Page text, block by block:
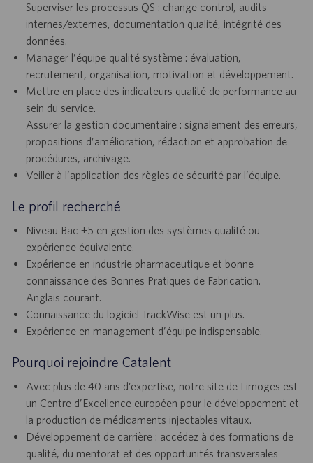
Superviser les processus QS : change control, audits
internes/externes, documentation qualité, intégrité des
données.
Manager l’équipe qualité système : évaluation,
recrutement, organisation, motivation et développement.
Mettre en place des indicateurs qualité de performance au
sein du service.
Assurer la gestion documentaire : signalement des erreurs,
propositions d’amélioration, rédaction et approbation de
procédures, archivage.
Veiller à l’application des règles de sécurité par l’équipe.
Le profil recherché
Niveau Bac +5 en gestion des systèmes qualité ou
expérience équivalente.
Expérience en industrie pharmaceutique et bonne
connaissance des Bonnes Pratiques de Fabrication.
Anglais courant.
Connaissance du logiciel TrackWise est un plus.
Expérience en management d’équipe indispensable.
Pourquoi rejoindre Catalent
Avec plus de 40 ans d’expertise, notre site de Limoges est
un Centre d’Excellence européen pour le développement et
la production de médicaments injectables vitaux.
Développement de carrière : accédez à des formations de
qualité, du mentorat et des opportunités transversales